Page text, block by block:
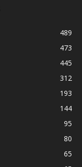
489
473
445
312
193
144
95
80
65